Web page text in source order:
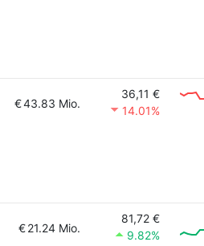
€43.83 Mio.
36,11 €
14.01%
€21.24 Mio.
81,72 €
9.82%